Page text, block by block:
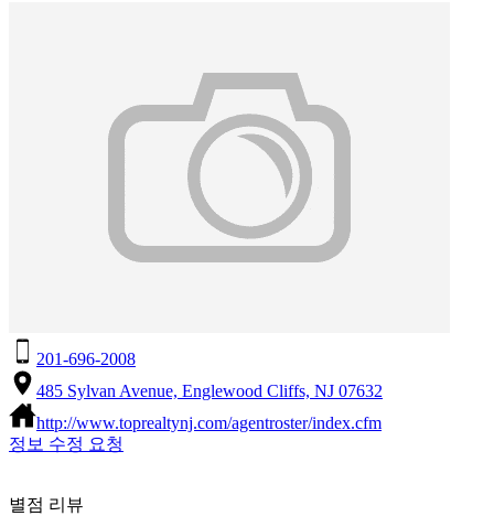
201-696-2008
485 Sylvan Avenue, Englewood Cliffs, NJ 07632
http://www.toprealtynj.com/agentroster/index.cfm
정보 수정 요청
별점 리뷰